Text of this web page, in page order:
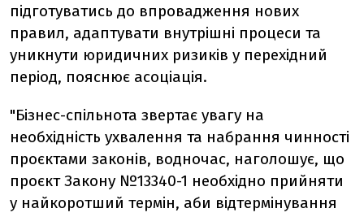
підготуватись до впровадження нових
правил, адаптувати внутрішні процеси та
уникнути юридичних ризиків у перехідний
період, пояснює асоціація.
"Бізнес-спільнота звертає увагу на
необхідність ухвалення та набрання чинності
проєктами законів, водночас, наголошує, що
проєкт Закону №13340-1 необхідно прийняти
у найкоротший термін, аби відтермінування